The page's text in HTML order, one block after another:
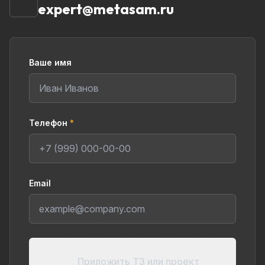
expert@metasam.ru
Ваше имя
Телефон *
Email
Приложить ТЗ или проект